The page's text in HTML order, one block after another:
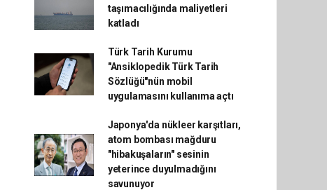
taşımacılığında maliyetleri
katladı
Türk Tarih Kurumu
"Ansiklopedik Türk Tarih
Sözlüğü"nün mobil
uygulamasını kullanıma açtı
Japonya'da nükleer karşıtları,
atom bombası mağduru
"hibakuşaların" sesinin
yeterince duyulmadığını
savunuyor